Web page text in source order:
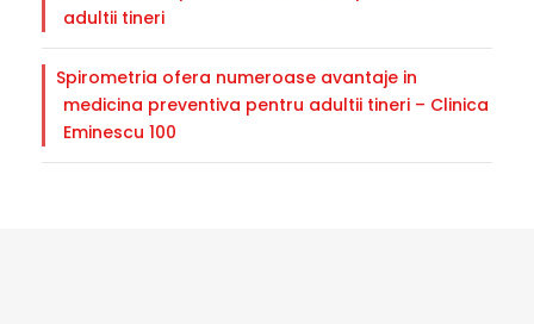
adultii tineri
Spirometria ofera numeroase avantaje in
medicina preventiva pentru adultii tineri – Clinica
Eminescu 100